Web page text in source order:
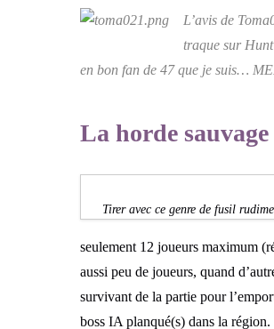
L’avis de
traque sur
en bon fan de 47 que je suis…
La horde sauvage
Tirer avec ce genre de fusil
seulement 12 joueurs maximum
aussi peu de joueurs, quand
survivant de la partie pour
boss IA planqué(s) dans la